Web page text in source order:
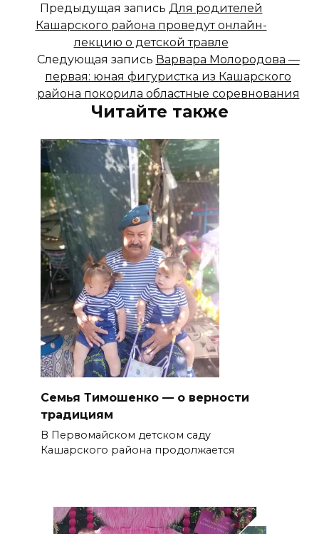
Предыдущая запись Для родителей
Кашарского района проведут онлайн-
лекцию о детской травле
Следующая запись Варвара Молородова —
первая: юная фигуристка из Кашарского
района покорила областные соревнования
Читайте также
Семья Тимошенко — о верности
традициям
В Первомайском детском саду
Кашарского района продолжается